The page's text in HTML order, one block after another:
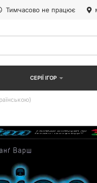
Тимчасово не працює
СЕРІЇ ІГОР